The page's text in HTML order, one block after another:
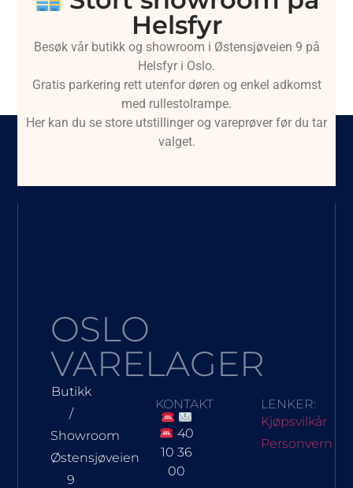
Helsfyr
Besøk vår butikk og showroom i Østensjøveien 9 på
Helsfyr i Oslo.
Gratis parkering rett utenfor døren og enkel adkomst
med rullestolrampe.
Her kan du se store utstillinger og vareprøver før du tar
valget.
OSLO
VARELAGER
Butikk
/
Showroom
Østensjøveien
9
KONTAKT
40
10 36
00
LENKER:
Kjøpsvilkår
Personvern